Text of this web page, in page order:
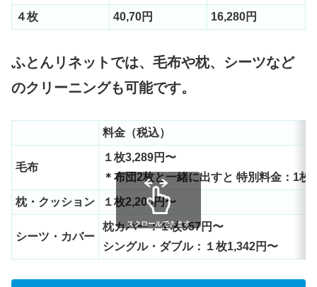
４枚 40,70円 16,280円
ふとんリネットでは、毛布や枕、シーツなど
のクリーニングも可能です。
料金（税込）
毛布
１枚3,289円〜
＊布団2枚と一緒に出すと 特別料金：1枚
枕・クッション １枚2,200円〜
シーツ・カバー
枕カバー：１枚957円〜
シングル・ダブル：１枚1,342円〜
スクロールできます